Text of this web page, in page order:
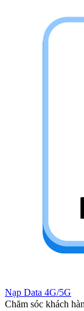
Nạp Data 4G/5G
Chăm sóc khách